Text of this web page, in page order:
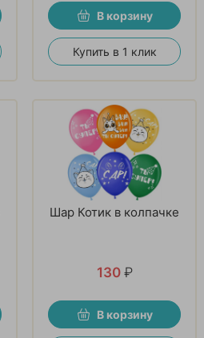
В корзину
Купить в 1 клик
Шар Котик в колпачке
130 ₽
В корзину